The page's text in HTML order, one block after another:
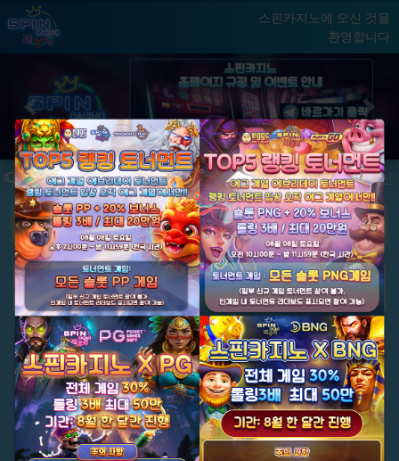
스핀카지노에 오신 것을
환영합니다
게임
Previous
Next
★ 국내 최초, 국내 슬롯 1등 에그계열 ★ ★ 신